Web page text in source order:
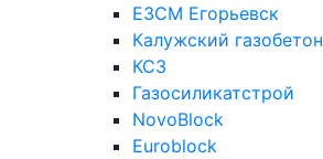
ЕЗСМ Егорьевск
Калужский газобетон
КСЗ
Газосиликатстрой
NovoBlock
Euroblock